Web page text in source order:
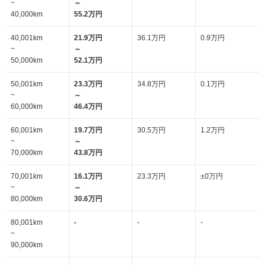
~
40,000km
～
55.2万円
40,001km
~
50,000km
21.9万円
～
52.1万円
36.1万円 0.9万円
50,001km
~
60,000km
23.3万円
～
46.4万円
34.8万円 0.1万円
60,001km
~
70,000km
19.7万円
～
43.8万円
30.5万円 1.2万円
70,001km
~
80,000km
16.1万円
～
30.6万円
23.3万円 ±0万円
80,001km
~
90,000km
- - -